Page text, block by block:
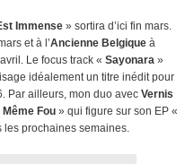
Immense » sortira d’ici fin mars.
et à l’Ancienne Belgique à
Le focus track « Sayonara »
idéalement un titre inédit pour
Par ailleurs, mon duo avec Vernis
Même Fou » qui figure sur son EP «
les prochaines semaines.